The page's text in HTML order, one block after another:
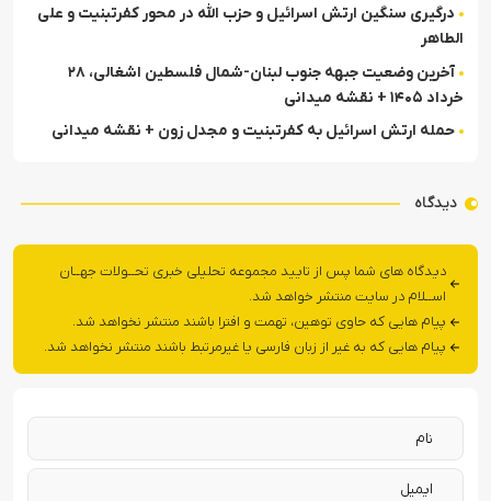
درگیری سنگین ارتش اسرائیل و حزب الله در محور کفرتبنیت و علی
الطاهر
آخرین وضعیت جبهه جنوب لبنان-شمال فلسطین اشغالی، ۲۸
خرداد ۱۴۰۵ + نقشه میدانی
حمله ارتش اسرائیل به کفرتبنیت و مجدل زون + نقشه میدانی
دیدگاه
دیدگاه های شما پس از تایید مجموعه تحلیلی خبری تحــولات جهــان
اســلام در سایت منتشر خواهد شد.
پیام هایی که حاوی توهین، تهمت و افترا باشند منتشر نخواهد شد.
پیام هایی که به غیر از زبان فارسی یا غیرمرتبط باشند منتشر نخواهد شد.